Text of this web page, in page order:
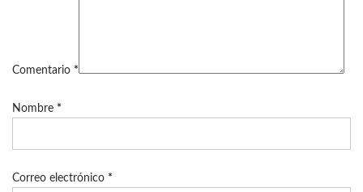
Comentario *
Nombre *
Correo electrónico *